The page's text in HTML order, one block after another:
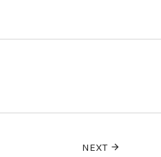
NEXT